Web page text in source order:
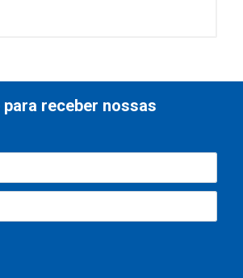
receber nossas